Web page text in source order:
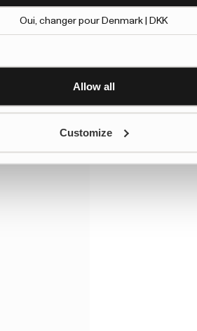
Personalisation and
Allow all
Customize
Oui, changer pour Denmark | DKK